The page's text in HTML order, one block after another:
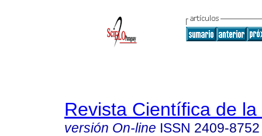
Revista Científica de la
versión On-line ISSN 2409-8752